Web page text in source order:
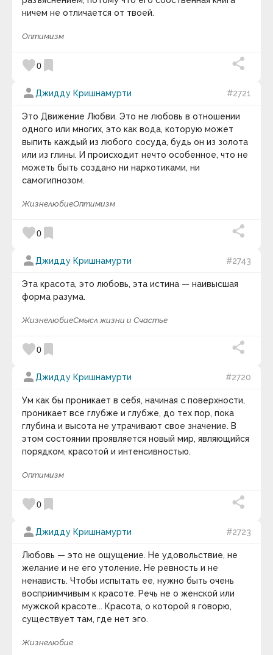
Билл Уоттерсон
Блез Паскаль
Боб Итон
Боб Марли
Бодо Шефер
Борис Акунин
Борис Евгеньевич Штерн
Борис Михайлович Теплов
Борис Натанович Стругацкий
Борис Юрьевич Кригер
Брайан Грин
Брайан Трейси
Братченко Сергей
Брюс Ли
Брюс Якоски
Букер Талиафер
Вайзер Татьяна Владиславовна
Валентина Захарова Скворцова
Валерий Александрович Кувакин
Валерий Александрович Куринский
Василий Сухомлинский
Венедикт Ерофеев
Вера Павлова
Вернер Гайзенберг
Веслав Брудзиньский
Вивекананда
Вивьен Ли
Виген Оганян
Викентий Викентьевич Вересаев
Викрамачарита
Виктор Амбарцумян
Виктор Джон Стенджер
Вилейанур Рамачандран
Вилли Нельсон
Вильгельм Гумбольдт
Вильгельм Швебель
Вим Хоф
Винс Ломбарди
Винсент Ван Гог
Виссарион Белинский
Владимир Афанасьевич Обручев
Владимир Борисович Микушевич
Владимир Васильевич Миронов
Владимир Васильевич Стасов
Владимир Вячеславович Малявин
Владимир Герасичев
ничем не отличается от твоей.
Оптимизм
favorite0 bookmark
person Джидду Кришнамурти #2721
Это Движение Любви. Это не любовь в отношении
одного или многих, это как вода, которую может
выпить каждый из любого сосуда, будь он из золота
или из глины. И происходит нечто особенное, что не
можеть быть создано ни наркотиками, ни
самогипнозом.
ЖизнелюбиеОптимизм
favorite0 bookmark
person Джидду Кришнамурти #2743
Эта красота, это любовь, эта истина — наивысшая
форма разума.
ЖизнелюбиеСмысл жизни и Счастье
favorite0 bookmark
person Джидду Кришнамурти #2720
Ум как бы проникает в себя, начиная с поверхности,
проникает все глубже и глубже, до тех пор, пока
глубина и высота не утрачивают свое значение. В
этом состоянии проявляется новый мир, являющийся
порядком, красотой и интенсивностью.
Оптимизм
favorite0 bookmark
person Джидду Кришнамурти #2723
Любовь — это не ощущение. Не удовольствие, не
желание и не его утоление. Не ревность и не
ненависть. Чтобы испытать ее, нужно быть очень
восприимчивым к красоте. Речь не о женской или
мужской красоте... Красота, о которой я говорю,
существует там, где нет эго.
Жизнелюбие